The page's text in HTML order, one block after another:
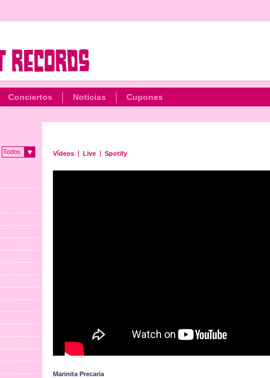
Conciertos Noticias Cupones
Vídeos Live Spotify
Marinita Precaria
Todos